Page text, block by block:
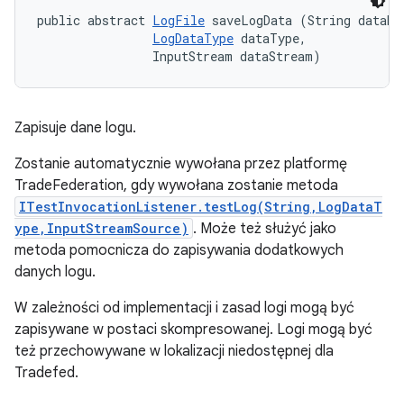
public abstract LogFile saveLogData (String
LogDataType dataType,
                InputStream dataStream)
Zapisuje dane logu.
Zostanie automatycznie wywołana przez platformę
TradeFederation, gdy wywołana zostanie metoda
ITestInvocationListener.testLog(String,LogDataT
ype,InputStreamSource) . Może też służyć jako
metoda pomocnicza do zapisywania dodatkowych
danych logu.
W zależności od implementacji i zasad logi mogą być
zapisywane w postaci skompresowanej. Logi mogą być
też przechowywane w lokalizacji niedostępnej dla
Tradefed.